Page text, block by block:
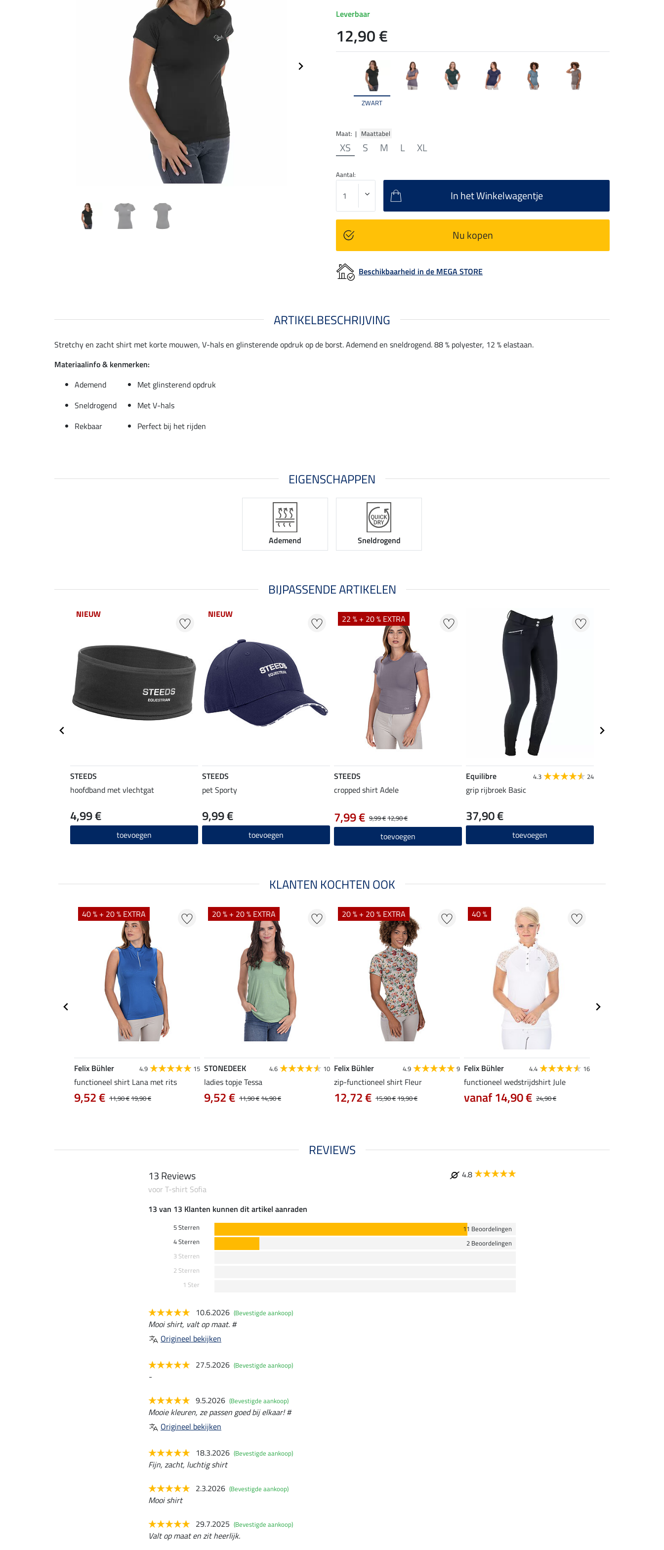
ZWART
Maat: | Maattabel
XS S M L XL
Leverbaar
12,90 €
Aantal:
In het Winkelwagentje
Nu kopen
Beschikbaarheid in de MEGA STORE
ARTIKELBESCHRIJVING
Stretchy en zacht shirt met korte mouwen, V-hals en glinsterende opdruk op de borst. Ademend en sneldrogend. 88 % polyester, 12 % elastaan.
Materiaalinfo & kenmerken:
Ademend
Met glinsterend opdruk
Sneldrogend
Met V-hals
Rekbaar
Perfect bij het rijden
EIGENSCHAPPEN
Ademend Sneldrogend
BIJPASSENDE ARTIKELEN
NIEUW
STEEDS
hoofdband met vlechtgat
4,99 €
toevoegen
NIEUW
STEEDS
pet Sporty
9,99 €
toevoegen
22 % + 20 % EXTRA
STEEDS
cropped shirt Adele
9,99 €12,90 €
7,99 €
toevoegen
Equilibre 4.3 24
grip rijbroek Basic
37,90 €
toevoegen
KLANTEN KOCHTEN OOK
40 % + 20 % EXTRA
Felix Bühler 4.9 15
functioneel shirt Lana met rits
11,90 €19,90 €
9,52 €
20 % + 20 % EXTRA
STONEDEEK 4.6 10
ladies topje Tessa
11,90 €14,90 €
9,52 €
20 % + 20 % EXTRA
Felix Bühler 4.9 9
zip-functioneel shirt Fleur
15,90 €19,90 €
12,72 €
40 %
Felix Bühler 4.4 16
functioneel wedstrijdshirt Jule
24,90 €
vanaf 14,90 €
REVIEWS
13 Reviews
4.8
voor T-shirt Sofia
13 van 13 Klanten kunnen dit artikel aanraden
5 Sterren
11 Beoordelingen
4 Sterren
2 Beoordelingen
3 Sterren
2 Sterren
1 Ster
10.6.2026 (Bevestigde aankoop)
Mooi shirt, valt op maat. #
Origineel bekijken
27.5.2026 (Bevestigde aankoop)
-
9.5.2026 (Bevestigde aankoop)
Mooie kleuren, ze passen goed bij elkaar! #
Origineel bekijken
18.3.2026 (Bevestigde aankoop)
Fijn, zacht, luchtig shirt
2.3.2026 (Bevestigde aankoop)
Mooi shirt
29.7.2025 (Bevestigde aankoop)
Valt op maat en zit heerlijk.